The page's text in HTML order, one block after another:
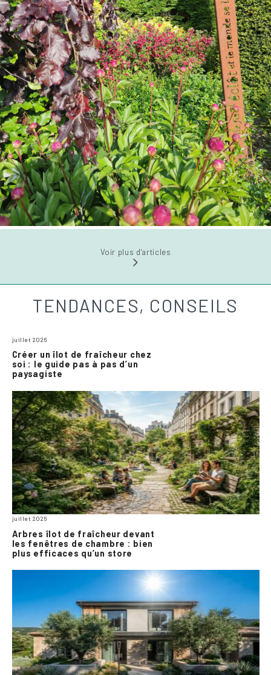
Voir plus d'articles
TENDANCES, CONSEILS
juillet 2026
Créer un îlot de fraîcheur chez
soi : le guide pas à pas d’un
paysagiste
juillet 2026
Arbres îlot de fraîcheur devant
les fenêtres de chambre : bien
plus efficaces qu’un store